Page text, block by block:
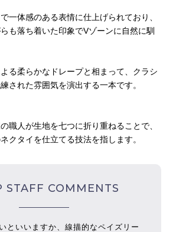
一体感のある表情に仕上げられており、
も落ち着いた印象でVゾーンに自然に馴
る柔らかなドレープと相まって、クラシ
された雰囲気を演出する一本です。
職人が生地を七つに折り重ねることで、
クタイを仕立てる技法を指します。
STAFF COMMENTS
といいますか、線描的なペイズリー